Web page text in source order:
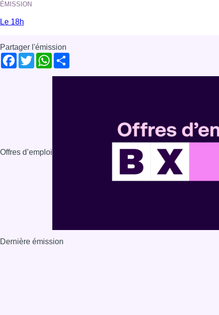
ÉMISSION
Le 18h
Partager l'émission
Facebook
TwitterWhatsApp
Offres d’emploi
Dernière émission